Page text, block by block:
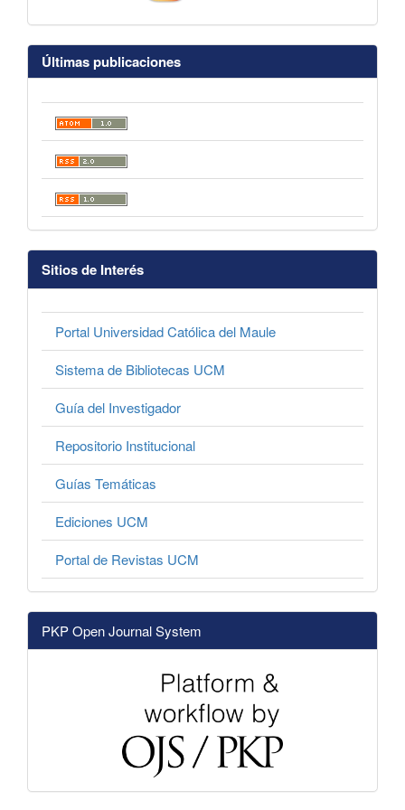
Últimas publicaciones
Sitios de Interés
Portal Universidad Católica del Maule
Sistema de Bibliotecas UCM
Guía del Investigador
Repositorio Institucional
Guías Temáticas
Ediciones UCM
Portal de Revistas UCM
PKP Open Journal System